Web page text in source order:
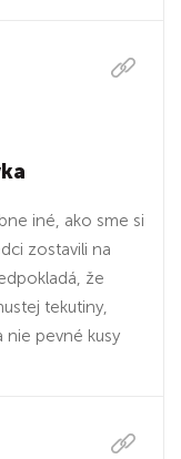
iné, ako sme si
zostavili na
že
tekutiny,
nie pevné kusy